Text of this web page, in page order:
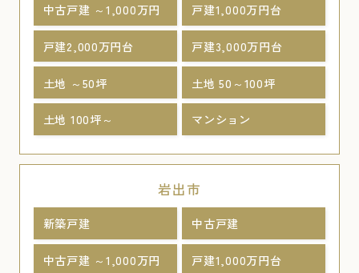
中古戸建 ～1,000万円 戸建1,000万円台
戸建2,000万円台 戸建3,000万円台
土地 ～50坪 土地 50～100坪
土地 100坪～ マンション
岩出市
新築戸建 中古戸建
中古戸建 ～1,000万円 戸建1,000万円台